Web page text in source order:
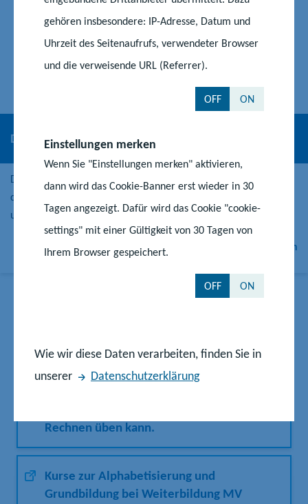
gehören insbesondere: IP-Adresse, Datum und
Uhrzeit des Seitenaufrufs, verwendeter Browser
und die verweisende URL (Referrer).
OFF ON
Einstellungen merken
Wenn Sie "Einstellungen merken" aktivieren,
dann wird das Cookie-Banner erst wieder in 30
Tagen angezeigt. Dafür wird das Cookie "cookie-
settings" mit einer Gültigkeit von 30 Tagen von
Ihrem Browser gespeichert.
OFF ON
Wie wir diese Daten verarbeiten, finden Sie in
unserer
Datenschutzerklärung
Deutscher Volkshochschulverband
Der Deutsche Volkshochschulverband hat für den Unterricht in
der Grundbildung Curricula in den Bereichen Lesen, Schreiben
und Rechnen entwickelt.
DVV-Rahmencurricula Lesen, Schreiben und Rechnen
Rechnen üben kann.
Kurse zur Alphabetisierung und
Grundbildung bei Weiterbildung MV